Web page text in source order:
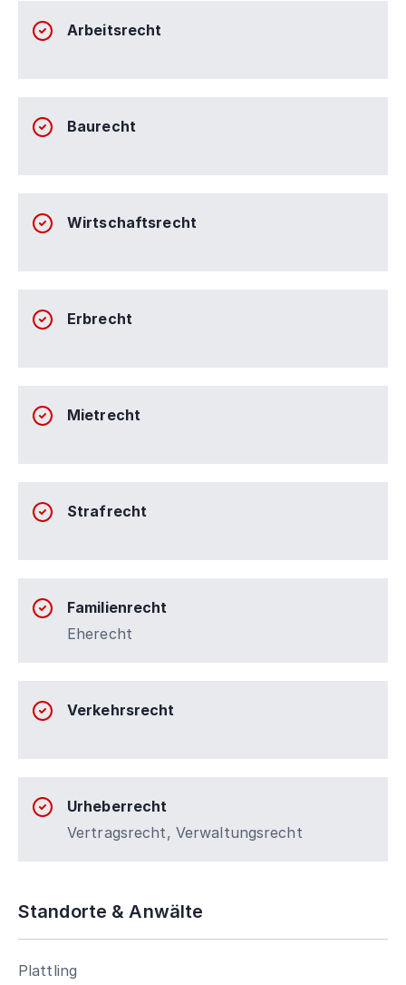
Arbeitsrecht
Baurecht
Wirtschaftsrecht
Erbrecht
Mietrecht
Strafrecht
Familienrecht
Eherecht
Verkehrsrecht
Urheberrecht
Vertragsrecht, Verwaltungsrecht
Standorte & Anwälte
Plattling